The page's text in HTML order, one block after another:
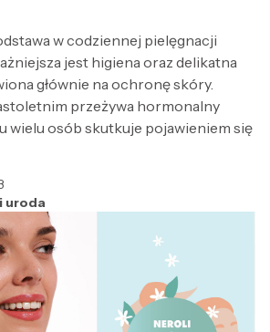
w codziennej pielęgnacji
jest higiena oraz delikatna
głównie na ochronę skóry.
przeżywa hormonalny
wielu osób skutkuje pojawieniem się
uroda